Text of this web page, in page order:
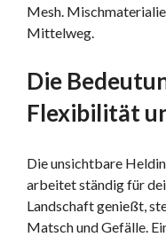
Mesh.
Mittelweg.
Die
Flexibilität
Die unsichtbare
arbeitet ständig für
Landschaft genießt,
Matsch und Gefälle.